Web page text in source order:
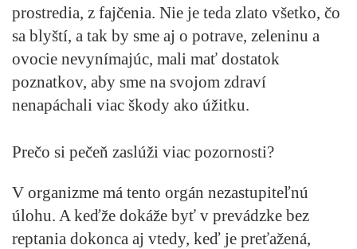
prostredia, z fajčenia. Nie je teda zlato všetko, čo
sa blyští, a tak by sme aj o potrave, zeleninu a
ovocie nevynímajúc, mali mať dostatok
poznatkov, aby sme na svojom zdraví
nenapáchali viac škody ako úžitku.
Prečo si pečeň zaslúži viac pozornosti?
V organizme má tento orgán nezastupiteľnú
úlohu. A keďže dokáže byť v prevádzke bez
reptania dokonca aj vtedy, keď je preťažená,